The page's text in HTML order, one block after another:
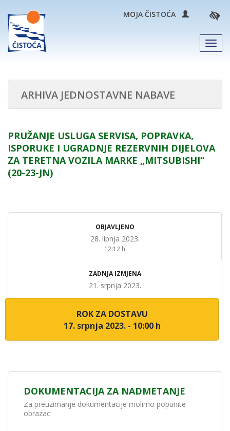
MOJA ČISTOĆA
ARHIVA JEDNOSTAVNE NABAVE
PRUŽANJE USLUGA SERVISA, POPRAVKA,
ISPORUKE I UGRADNJE REZERVNIH DIJELOVA
ZA TERETNA VOZILA MARKE „MITSUBISHI“
(20-23-JN)
OBJAVLJENO
28. lipnja 2023.
12:12 h
ZADNJA IZMJENA
21. srpnja 2023.
ROK ZA DOSTAVU
17. srpnja 2023. - 10:00 h
DOKUMENTACIJA ZA NADMETANJE
Za preuzimanje dokumentacije molimo popunite
obrazac: